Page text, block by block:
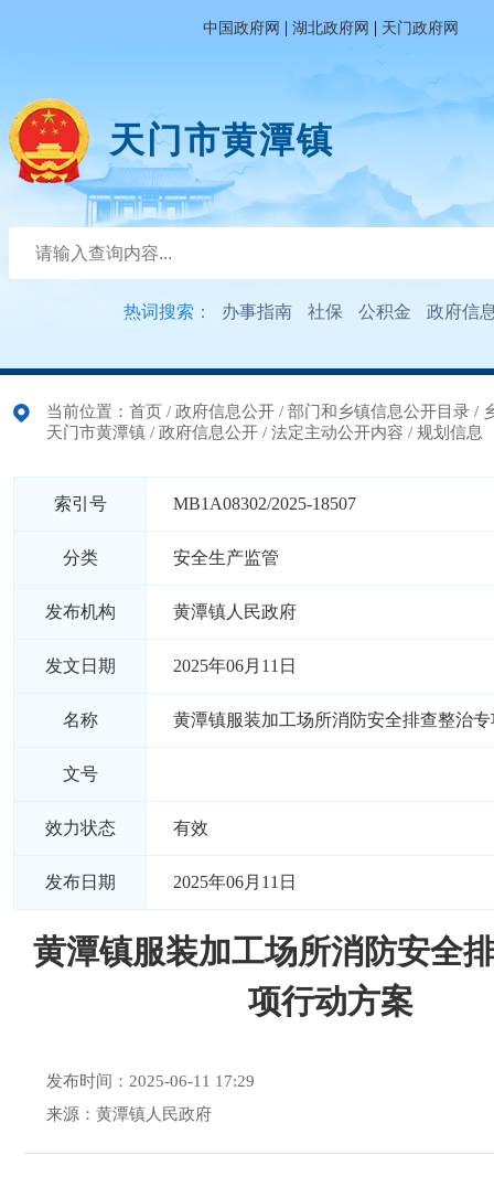
中国政府网 | 湖北政府网 | 天门政府网
天门市黄潭镇
热词搜索： 办事指南 社保 公积金 政府信
当前位置： 首页 / 政府信息公开 / 部门和乡镇信息公开目录 /
天门市黄潭镇 / 政府信息公开 / 法定主动公开内容 / 规划信息
索引号 MB1A08302/2025-18507
分类 安全生产监管
发布机构 黄潭镇人民政府
发文日期 2025年06月11日
名称 黄潭镇服装加工场所消防安全排查整治
文号
效力状态 有效
发布日期 2025年06月11日
黄潭镇服装加工场所消防安全
项行动方案
发布时间：2025-06-11 17:29
来源：黄潭镇人民政府